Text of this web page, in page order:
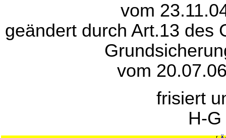
vom
geändert durch Art.13 des
vom
frisiert
H-